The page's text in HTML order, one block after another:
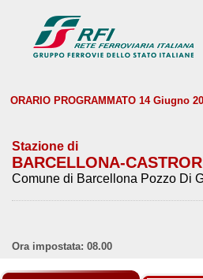
ORARIO PROGRAMMATO 14 Giugno
Stazione di
BARCELLONA-
Comune di Barcellona Pozzo Di
Ora impostata: 08.00